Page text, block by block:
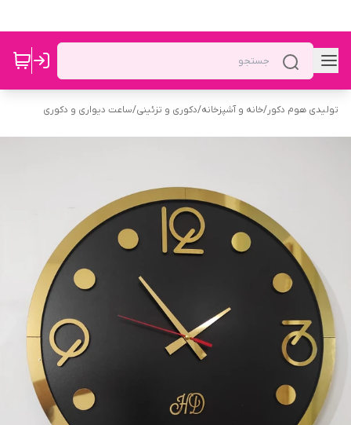
تولیدی هوم دکور/خانه و آشپزخانه/دکوری و تزئینی/ساعت دیواری و دکوری